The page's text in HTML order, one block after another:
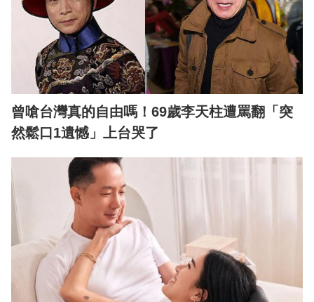
曾嗆台灣真的自由嗎！69歲李天柱遭罵翻「突
然鬆口1遺憾」上台哭了